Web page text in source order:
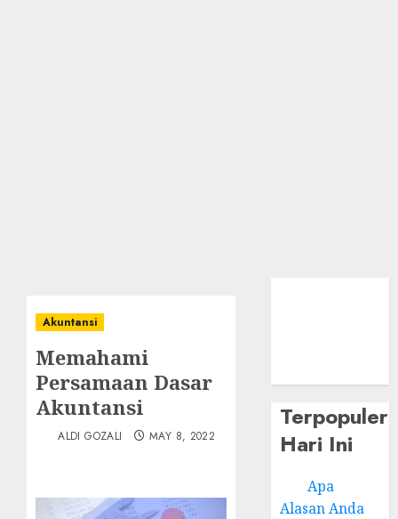
Akuntansi
Memahami
Persamaan Dasar
Akuntansi
ALDI GOZALI MAY 8, 2022
Terpopuler
Hari Ini
Apa
Alasan Anda